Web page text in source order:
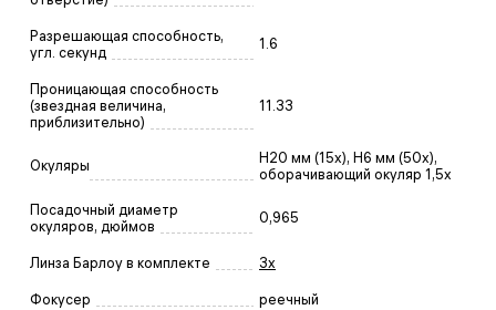
Разрешающая способность,
угл. секунд
1.6
Проницающая способность
(звездная величина,
приблизительно)
11.33
Окуляры
H20 мм (15x), H6 мм (50х),
оборачивающий окуляр 1,5x
Посадочный диаметр
окуляров, дюймов
0,965
Линза Барлоу в комплекте 3x
Фокусер реечный